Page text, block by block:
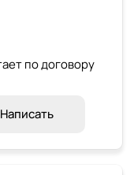
по договору
Написать